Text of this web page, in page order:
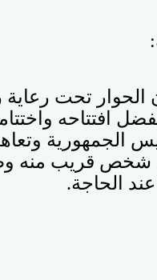
الحوار تحت رعاية
افتتاحه
الجمهورية
شخص قريب منه
الحاجة.